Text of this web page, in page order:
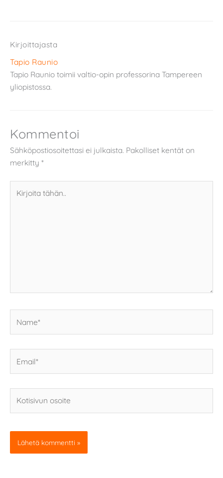
Kirjoittajasta
Tapio Raunio
Tapio Raunio toimii valtio-opin professorina Tampereen
yliopistossa.
Kommentoi
Sähköpostiosoitettasi ei julkaista. Pakolliset kentät on
merkitty *
tähän..
osoite